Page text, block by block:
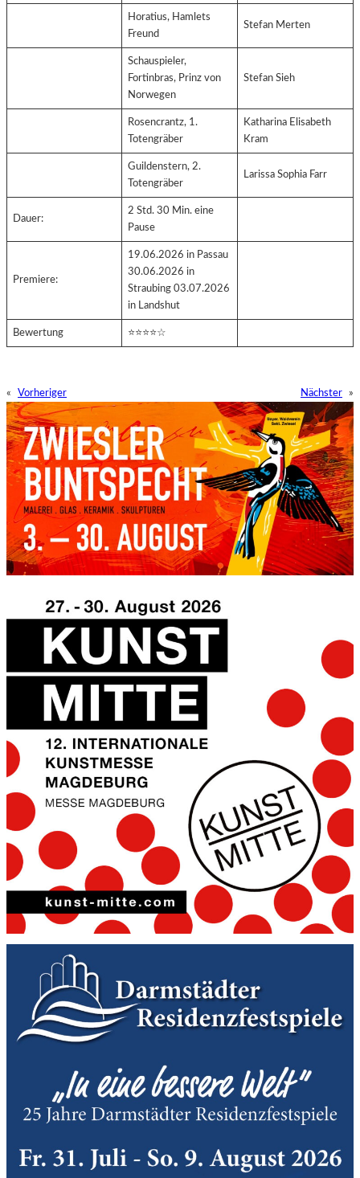
Horatius, Hamlets
Freund
Stefan Merten
Schauspieler,
Fortinbras, Prinz von
Norwegen
Stefan Sieh
Rosencrantz, 1.
Totengräber
Katharina Elisabeth
Kram
Guildenstern, 2.
Totengräber
Larissa Sophia Farr
Dauer:
2 Std. 30 Min. eine
Pause
Premiere:
19.06.2026 in Passau
30.06.2026 in
Straubing 03.07.2026
in Landshut
Bewertung ⭐⭐⭐⭐☆
« Vorheriger Nächster »